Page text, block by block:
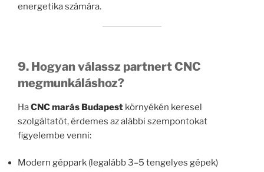
energetika számára.
9. Hogyan válassz partnert CNC
megmunkáláshoz?
HaCNC marás Budapest környékén keresel
szolgáltatót, érdemes az alábbi szempontokat
figyelembe venni:
Modern géppark (legalább 3–5 tengelyes gépek)